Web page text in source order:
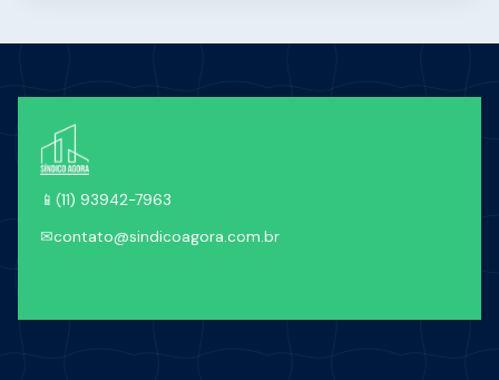
📱 (11) 93942-7963
✉contato@sindicoagora.com.br